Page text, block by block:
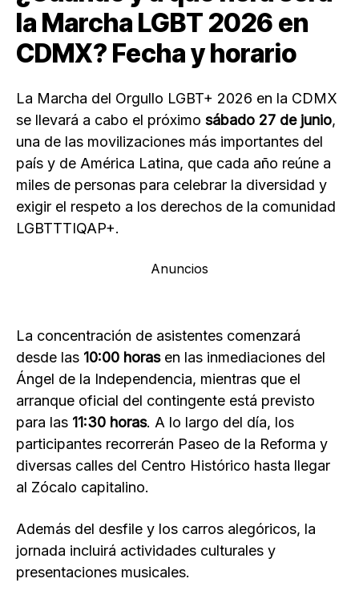
la Marcha LGBT 2026 en
CDMX? Fecha y horario
La Marcha del Orgullo LGBT+ 2026 en la CDMX
se llevará a cabo el próximo sábado 27 de junio,
una de las movilizaciones más importantes del
país y de América Latina, que cada año reúne a
miles de personas para celebrar la diversidad y
exigir el respeto a los derechos de la comunidad
LGBTTTIQAP+.
Anuncios
La concentración de asistentes comenzará
desde las 10:00 horasen las inmediaciones del
Ángel de la Independencia, mientras que el
arranque oficial del contingente está previsto
para las 11:30 horas. A lo largo del día, los
participantes recorrerán Paseo de la Reforma y
diversas calles del Centro Histórico hasta llegar
al Zócalo capitalino.
Además del desfile y los carros alegóricos, la
jornada incluirá actividades culturales y
presentaciones musicales.